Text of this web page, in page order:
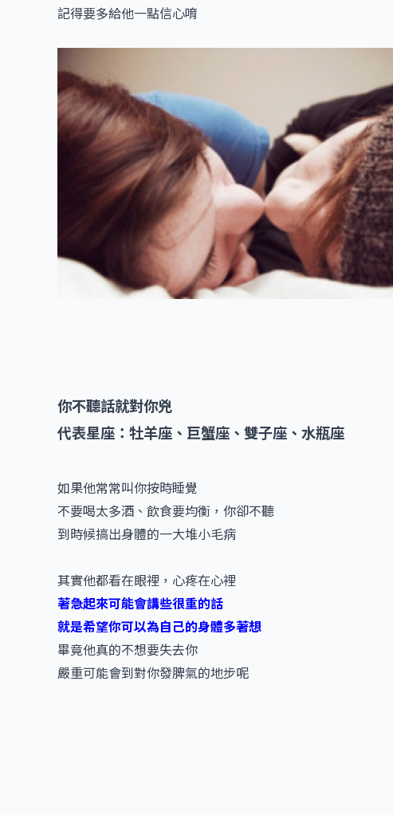
記得要多給他一點信心唷
你不聽話就對你兇
代表星座：牡羊座、巨蟹座、雙子座、水瓶座
如果他常常叫你按時睡覺
不要喝太多酒、飲食要均衡，你卻不聽
到時候搞出身體的一大堆小毛病
其實他都看在眼裡，心疼在心裡
著急起來可能會講些很重的話
就是希望你可以為自己的身體多著想
畢竟他真的不想要失去你
嚴重可能會到對你發脾氣的地步呢